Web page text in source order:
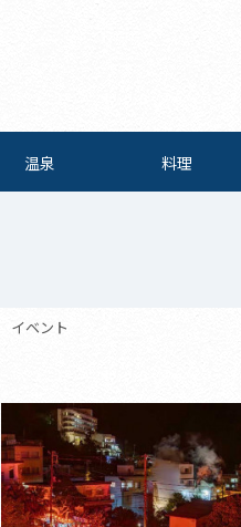
温泉 料理
イベント